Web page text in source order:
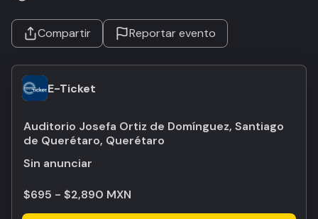
Compartir Reportar evento
E-Ticket
Auditorio Josefa Ortiz de Domínguez, Santiago
de Querétaro, Querétaro
Sin anunciar
$695 - $2,890 MXN